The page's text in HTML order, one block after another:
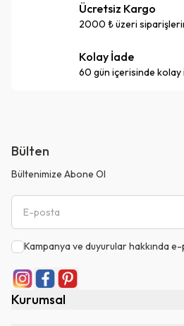
Ücretsiz Kargo
2000 ₺ üzeri
Kolay İade
60 gün içerisinde kolay
Bülten
Bültenimize Abone Ol
Kampanya ve duyurular hakkında
Kurumsal